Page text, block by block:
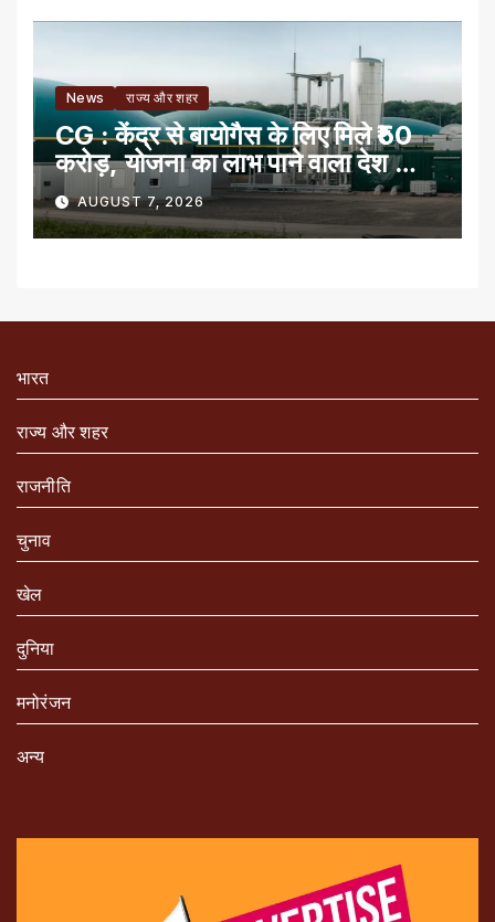
News राज्य और शहर
CG : केंद्र से बायोगैस के लिए मिले ₹50
करोड़, योजना का लाभ पाने वाला देश का
पहला राज्य
AUGUST 7, 2026
भारत
राज्य और शहर
राजनीति
चुनाव
खेल
दुनिया
मनोरंजन
अन्य